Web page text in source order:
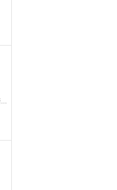
UPS（不间断电源）